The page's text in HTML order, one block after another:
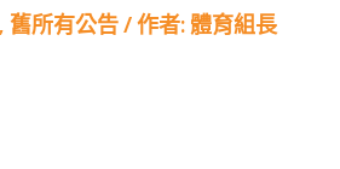
,舊所有公告/ 作者: 體育組長